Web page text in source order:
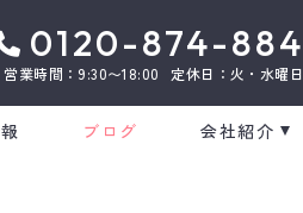
0120-874-884
営業時間：9:30〜18:00 定休日：火・水曜日
ブログ 会社紹介